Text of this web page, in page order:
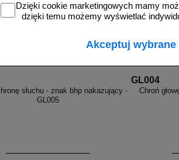
Dzięki cookie marketingowych mamy
dzięki temu możemy wyświetlać
Akceptuj wybrane
słuchu - znak bhp nakazujący -
GL005
GL004
Chroń